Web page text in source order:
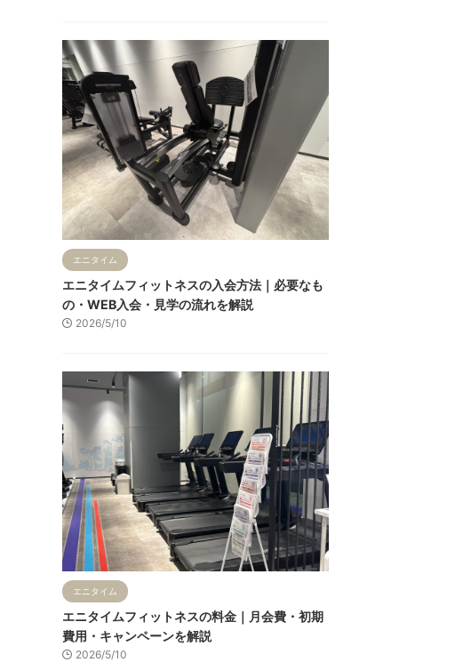
エニタイム
エニタイムフィットネスの入会方法｜必要なも
の・WEB入会・見学の流れを解説
2026/5/10
エニタイム
エニタイムフィットネスの料金｜月会費・初期
費用・キャンペーンを解説
2026/5/10